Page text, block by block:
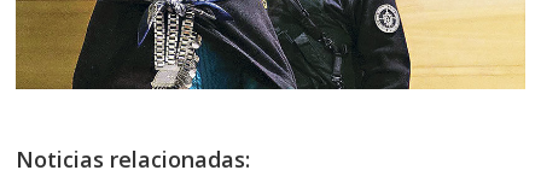
Noticias relacionadas: